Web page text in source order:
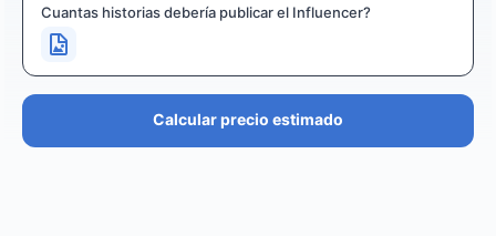
Cuantas historias debería publicar el Influencer?
Calcular precio estimado